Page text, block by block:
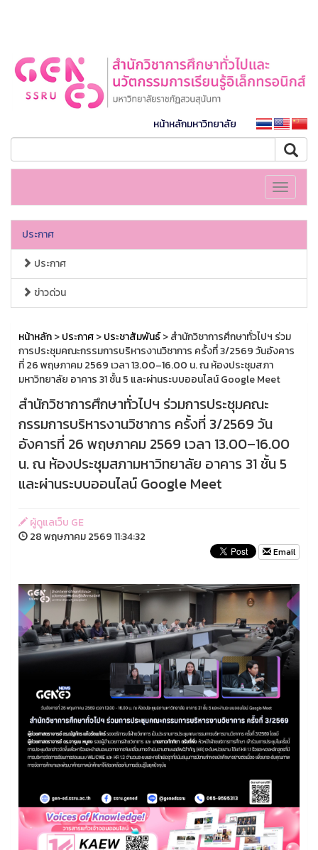
หน้าหลักมหาวิทยาลัย
Toggle
ประกาศ
ประกาศ
ข่าวด่วน
หน้าหลัก>ประกาศ>ประชาสัมพันธ์> สำนักวิชาการศึกษาทั่วไปฯ ร่วม
การประชุมคณะกรรมการบริหารงานวิชาการ ครั้งที่ 3/2569 วันอังคาร
ที่ 26 พฤษภาคม 2569 เวลา 13.00–16.00 น. ณ ห้องประชุมสภา
มหาวิทยาลัย อาคาร 31 ชั้น 5 และผ่านระบบออนไลน์ Google Meet
สำนักวิชาการศึกษาทั่วไปฯ ร่วมการประชุมคณะ
กรรมการบริหารงานวิชาการ ครั้งที่ 3/2569 วัน
อังคารที่ 26 พฤษภาคม 2569 เวลา 13.00–16.00
น. ณ ห้องประชุมสภามหาวิทยาลัย อาคาร 31 ชั้น 5
และผ่านระบบออนไลน์ Google Meet
ผู้ดูแลเว็บ GE
28 พฤษภาคม 2569 11:34:32
Email